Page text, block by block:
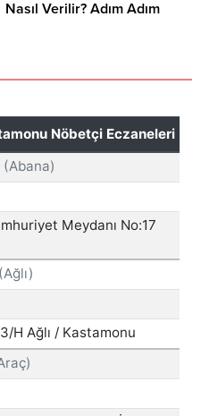
Nasıl Verilir? Adım Adım